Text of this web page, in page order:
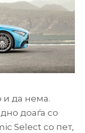
и да нема.
доаѓа со
Select со пет,